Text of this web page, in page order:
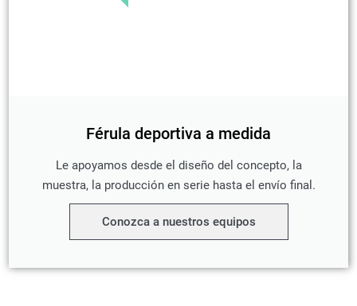
Férula deportiva a medida
Le apoyamos desde el diseño del concepto, la
muestra, la producción en serie hasta el envío final.
Conozca a nuestros equipos